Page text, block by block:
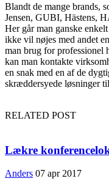
Blandt de mange brands,
Jensen, GUBI, Hästens,
Her går man ganske
ikke vil nøjes med andet
man brug for
kan man kontakte
en snak med en af de
skræddersyede løsninger
RELATED POST
Lækre
Anders 07 apr 2017